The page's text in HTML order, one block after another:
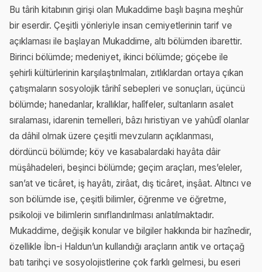
Bu târih kitabının girişi olan Mukaddime başlı başına meşhûr
bir eserdir. Çeşitli yönleriyle insan cemiyetlerinin tarif ve
açıklaması ile başlayan Mukaddime, altı bölümden ibarettir.
Birinci bölümde; medeniyet, ikinci bölümde; göçebe ile
şehirli kültürlerinin karşılaştırılmaları, zıtlıklardan ortaya çıkan
çatışmaların sosyolojik târihî sebepleri ve sonuçları, üçüncü
bölümde; hanedanlar, krallıklar, halîfeler, sultanların asalet
sıralaması, idarenin temelleri, bâzı hıristiyan ve yahûdî olanlar
da dâhil olmak üzere çeşitli mevzuların açıklanması,
dördüncü bölümde; köy ve kasabalardaki hayâta dâir
müşâhadeleri, beşinci bölümde; geçim araçları, mes’eleler,
san’at ve ticâret, iş hayâtı, zirâat, dış ticâret, inşâat. Altıncı ve
son bölümde ise, çeşitli bilimler, öğrenme ve öğretme,
psikoloji ve bilimlerin sınıflandırılması anlatılmaktadır.
Mukaddime, değişik konular ve bilgiler hakkında bir hazînedir,
özellikle İbn-i Haldun’un kullandığı araçların antik ve ortaçağ
batı tarihçi ve sosyolojistlerine çok farklı gelmesi, bu eseri